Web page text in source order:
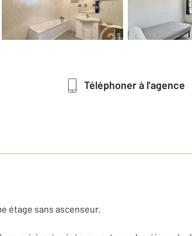
Téléphoner à l'agence
étage sans ascenseur.